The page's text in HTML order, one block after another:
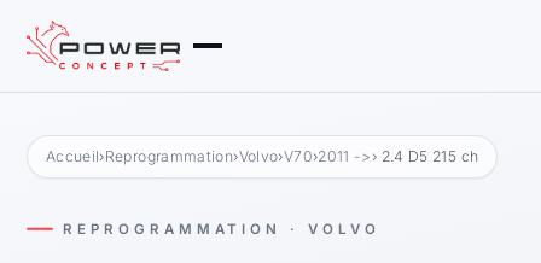
Accueil›Reprogrammation›Volvo›V70›2011 -> › 2.4 D5 215 ch
REPROGRAMMATION · VOLVO